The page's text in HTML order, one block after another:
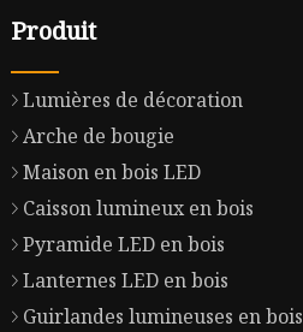
Produit
Lumières de décoration
Arche de bougie
Maison en bois LED
Caisson lumineux en bois
Pyramide LED en bois
Lanternes LED en bois
Guirlandes lumineuses en bois